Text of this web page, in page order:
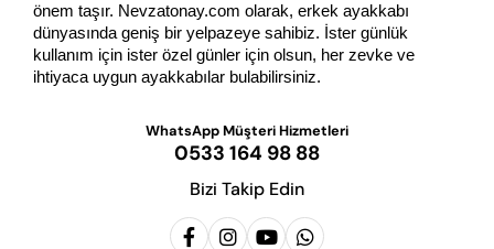
önem taşır. Nevzatonay.com olarak, erkek ayakkabı
dünyasında geniş bir yelpazeye sahibiz. İster günlük
kullanım için ister özel günler için olsun, her zevke ve
ihtiyaca uygun ayakkabılar bulabilirsiniz.
WhatsApp Müşteri Hizmetleri
0533 164 98 88
Bizi Takip Edin